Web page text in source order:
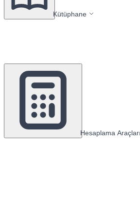
Kütüphane
Hesaplama Araçları